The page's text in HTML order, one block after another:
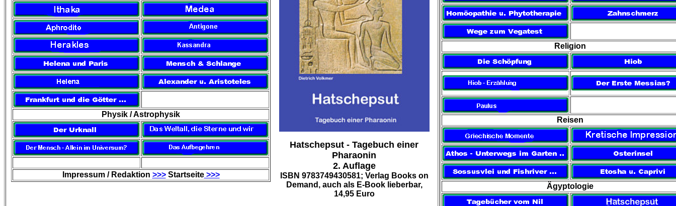
Physik / Astrophysik
Impressum / Redaktion >>>Startseite>>>
Hatschepsut - Tagebuch einer
Pharaonin
2. Aufl age
ISBN 9783749430581; Verlag Books on
Demand, auch als E-Booklieberbar,
14,95 Euro
Religion
Reisen
Ägyptologie